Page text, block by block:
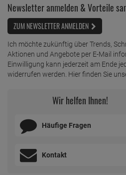
Newsletter anmelden & Vorteile
ZUM NEWSLETTER ANMELDEN
Ich möchte zukünftig über Trends,
Aktionen und Angebote per E-Mail
Einwilligung kann jederzeit am Ende
widerrufen werden. Hier finden Sie
Wir helfen Ihnen!
Häufige Fragen
Kontakt